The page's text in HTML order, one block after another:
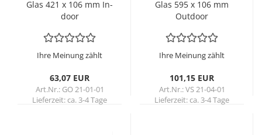
Glas 421 x 106 mm In­
door
Ihre Meinung zählt
63,07 EUR
Art.Nr.: GO 21-01-01
Lieferzeit:ca. 3-4 Tage
Glas 595 x 106 mm
Out­door
Ihre Meinung zählt
101,15 EUR
Art.Nr.: VS 21-04-01
Lieferzeit:ca. 3-4 Tage